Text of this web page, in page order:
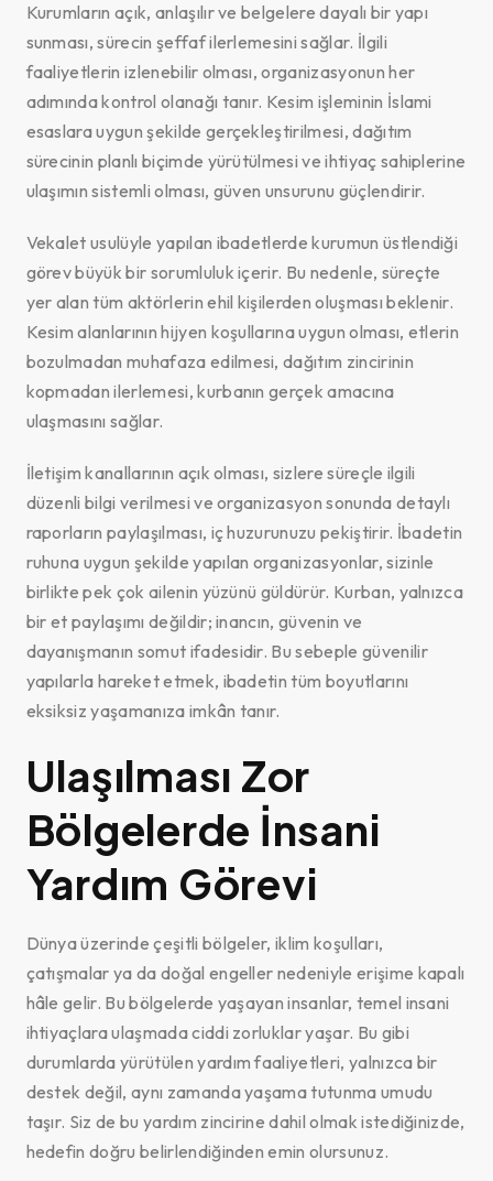
Kurumların açık, anlaşılır ve belgelere dayalı bir yapı
sunması, sürecin şeffaf ilerlemesini sağlar. İlgili
faaliyetlerin izlenebilir olması, organizasyonun her
adımında kontrol olanağı tanır. Kesim işleminin İslami
esaslara uygun şekilde gerçekleştirilmesi, dağıtım
sürecinin planlı biçimde yürütülmesi ve ihtiyaç sahiplerine
ulaşımın sistemli olması, güven unsurunu güçlendirir.
Vekalet usulüyle yapılan ibadetlerde kurumun üstlendiği
görev büyük bir sorumluluk içerir. Bu nedenle, süreçte
yer alan tüm aktörlerin ehil kişilerden oluşması beklenir.
Kesim alanlarının hijyen koşullarına uygun olması, etlerin
bozulmadan muhafaza edilmesi, dağıtım zincirinin
kopmadan ilerlemesi, kurbanın gerçek amacına
ulaşmasını sağlar.
İletişim kanallarının açık olması, sizlere süreçle ilgili
düzenli bilgi verilmesi ve organizasyon sonunda detaylı
raporların paylaşılması, iç huzurunuzu pekiştirir. İbadetin
ruhuna uygun şekilde yapılan organizasyonlar, sizinle
birlikte pek çok ailenin yüzünü güldürür. Kurban, yalnızca
bir et paylaşımı değildir; inancın, güvenin ve
dayanışmanın somut ifadesidir. Bu sebeple güvenilir
yapılarla hareket etmek, ibadetin tüm boyutlarını
eksiksiz yaşamanıza imkân tanır.
Ulaşılması Zor
Bölgelerde İnsani
Yardım Görevi
Dünya üzerinde çeşitli bölgeler, iklim koşulları,
çatışmalar ya da doğal engeller nedeniyle erişime kapalı
hâle gelir. Bu bölgelerde yaşayan insanlar, temel insani
ihtiyaçlara ulaşmada ciddi zorluklar yaşar. Bu gibi
durumlarda yürütülen yardım faaliyetleri, yalnızca bir
destek değil, aynı zamanda yaşama tutunma umudu
taşır. Siz de bu yardım zincirine dahil olmak istediğinizde,
hedefin doğru belirlendiğinden emin olursunuz.